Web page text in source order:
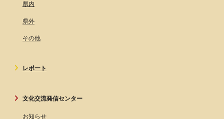
県内
県外
その他
レポート
文化交流発信センター
お知らせ